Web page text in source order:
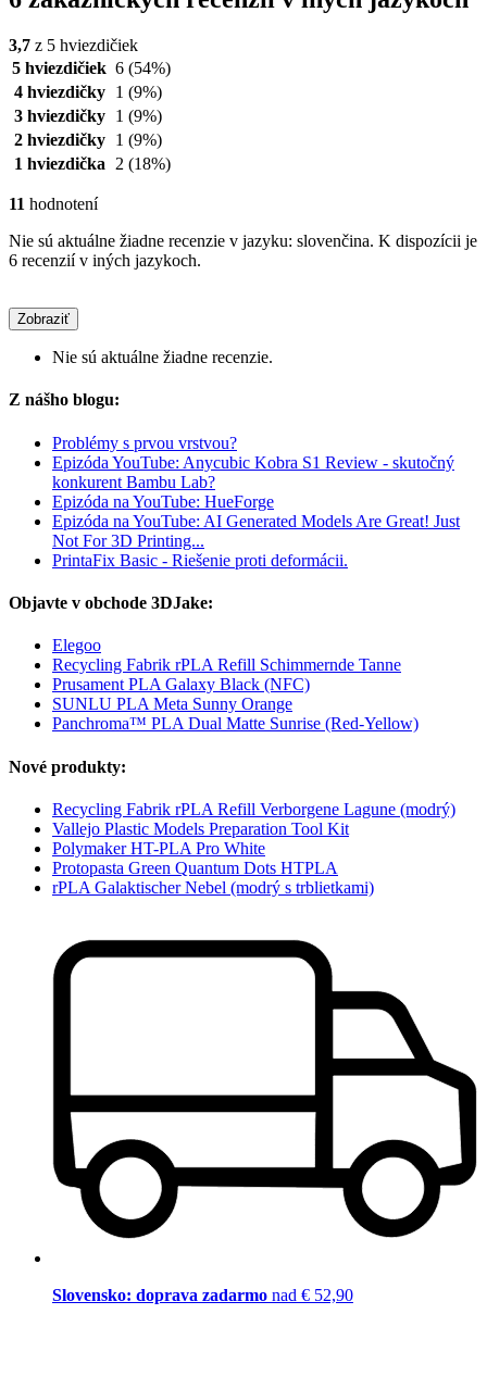
3,7 z 5 hviezdičiek
5 hviezdičiek 6 (54%)
4 hviezdičky
1 (9%)
3 hviezdičky
1 (9%)
2 hviezdičky
1 (9%)
1 hviezdička
2 (18%)
11 hodnotení
Nie sú aktuálne žiadne recenzie v jazyku: slovenčina. K dispozícii je
6 recenzií v iných jazykoch.
Zobraziť
Nie sú aktuálne žiadne recenzie.
Z nášho blogu:
Problémy s prvou vrstvou?
Epizóda YouTube: Anycubic Kobra S1 Review - skutočný
konkurent Bambu Lab?
Epizóda na YouTube: HueForge
Epizóda na YouTube: AI Generated Models Are Great! Just
Not For 3D Printing...
PrintaFix Basic - Riešenie proti deformácii.
Objavte v obchode 3DJake:
Elegoo
Recycling Fabrik rPLA Refill Schimmernde Tanne
Prusament PLA Galaxy Black (NFC)
SUNLU PLA Meta Sunny Orange
Panchroma™ PLA Dual Matte Sunrise (Red-Yellow)
Nové produkty:
Recycling Fabrik rPLA Refill Verborgene Lagune (modrý)
Vallejo Plastic Models Preparation Tool Kit
Polymaker HT-PLA Pro White
Protopasta Green Quantum Dots HTPLA
rPLA Galaktischer Nebel (modrý s trblietkami)
Slovensko: doprava zadarmo nad € 52,90